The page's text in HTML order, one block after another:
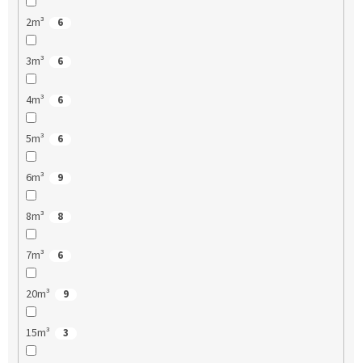
2m³ 6
3m³ 6
4m³ 6
5m³ 6
6m³ 9
8m³ 8
7m³ 6
20m³ 9
15m³ 3